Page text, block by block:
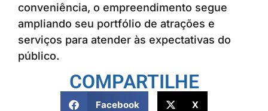
conveniência, o empreendimento segue
ampliando seu portfólio de atrações e
serviços para atender às expectativas do
público.
COMPARTILHE
Facebook X